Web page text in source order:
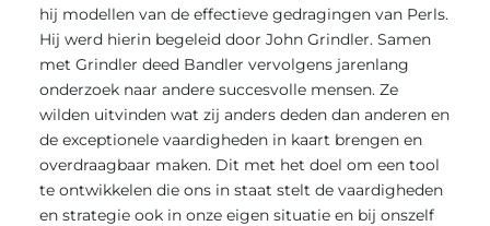
hij modellen van de effectieve gedragingen van Perls.
Hij werd hierin begeleid door John Grindler. Samen
met Grindler deed Bandler vervolgens jarenlang
onderzoek naar andere succesvolle mensen. Ze
wilden uitvinden wat zij anders deden dan anderen en
de exceptionele vaardigheden in kaart brengen en
overdraagbaar maken. Dit met het doel om een tool
te ontwikkelen die ons in staat stelt de vaardigheden
en strategie ook in onze eigen situatie en bij onszelf